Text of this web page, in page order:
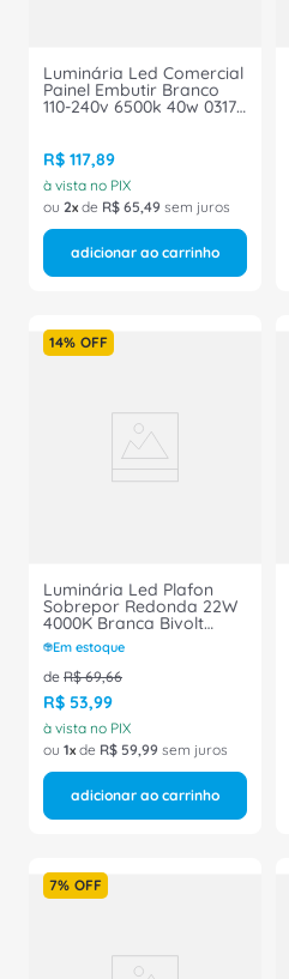
Luminária Led Comercial
Painel Embutir Branco
110-240v 6500k 40w 03170
R$ 117,89
à vista no PIX
ou 2 de R$ 65,49 sem juros
adicionar ao carrinho
14% OFF
Luminária Led Plafon
Sobrepor Redonda 22W
4000K Branca Bivolt
2000lm DN058 Philips
Em estoque
de R$ 69,66
R$ 53,99
à vista no PIX
ou 1 de R$ 59,99 sem juros
adicionar ao carrinho
7% OFF